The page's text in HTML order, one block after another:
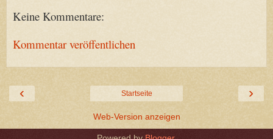
Keine Kommentare:
Kommentar veröffentlichen
‹ ›
Startseite
Web-Version anzeigen